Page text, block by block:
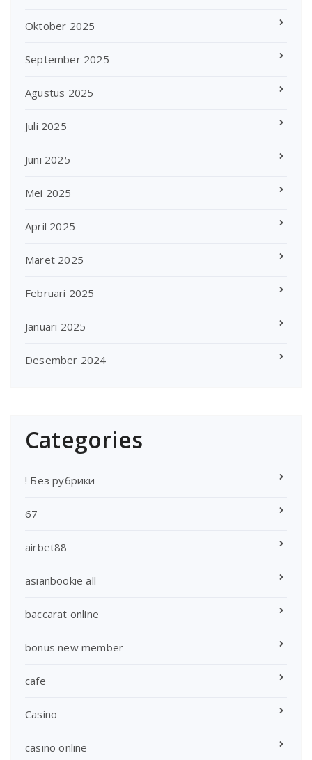
Oktober 2025
September 2025
Agustus 2025
Juli 2025
Juni 2025
Mei 2025
April 2025
Maret 2025
Februari 2025
Januari 2025
Desember 2024
Categories
! Без рубрики
67
airbet88
asianbookie all
baccarat online
bonus new member
cafe
Casino
casino online